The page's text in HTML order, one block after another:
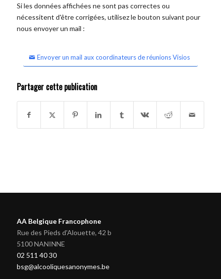
Si les données affichées ne sont pas correctes ou
nécessitent d'être corrigées, utilisez le bouton suivant pour
nous envoyer un mail :
Envoyer un mail aux coordinateurs de réunions Visios
Partager cette publication
AA Belgique Francophone
Rue des Pieds d'Alouette, 42 b
5100 NANINNE
02 511 40 30
bsg@alcooliquesanonymes.be